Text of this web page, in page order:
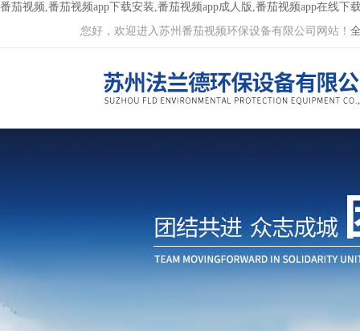
番茄视频,番茄视频app下载安装,番茄视频app成人版,番茄视频app在线下
您好，欢迎进入苏州番茄视频环保设备有限公司网站！